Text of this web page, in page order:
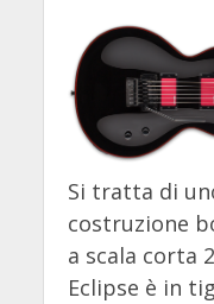
Si tratta di
costruzione
a scala corta
Eclipse è in